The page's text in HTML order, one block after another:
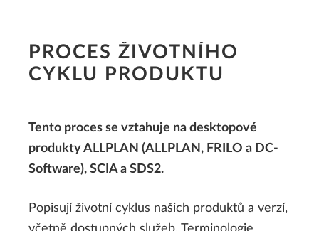
PROCES ŽIVOTNÍHO
CYKLU PRODUKTU
Tento proces se vztahuje na desktopové
produkty ALLPLAN (ALLPLAN, FRILO a DC-
Software), SCIA a SDS2.
Popisují životní cyklus našich produktů a verzí,